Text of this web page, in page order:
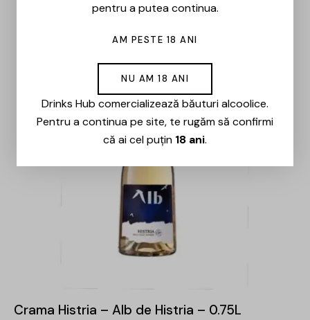
Crama Histria – Alb de Histria – 0.75L
pentru a putea continua.
AM PESTE 18 ANI
NU AM 18 ANI
Drinks Hub comercializează băuturi alcoolice.
Pentru a continua pe site, te rugăm să confirmi
că ai cel puțin 18 ani.